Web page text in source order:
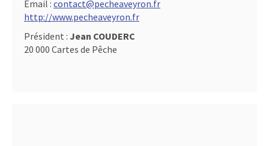
Email : contact@pecheaveyron.fr
http://www.pecheaveyron.fr
Président : Jean COUDERC
20 000 Cartes de Pêche